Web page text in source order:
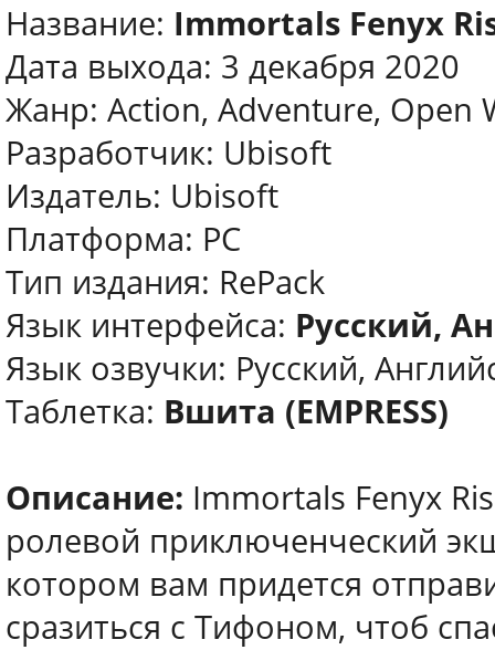
Название: Immortals Fenyx
Дата выхода: 3 декабря 2020
Жанр: Action, Adventure, Open
Разработчик: Ubisoft
Издатель: Ubisoft
Платформа: PC
Тип издания: RePack
Язык интерфейса: Русский,
Язык озвучки: Русский,
Таблетка: Вшита (EMPRESS)
Описание: Immortals Fenyx
ролевой приключенческий
котором вам придется
сразиться с Тифоном, чтоб